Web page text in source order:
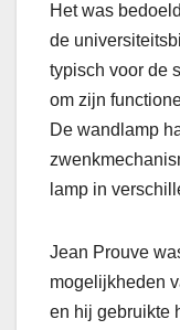
Het was
de
typisch voor de
om zijn
De wandlamp
lamp in
Jean Prouve
mogelijkheden
en hij gebruikte